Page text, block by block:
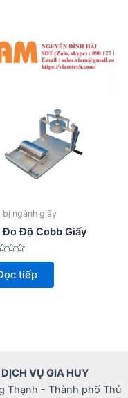
bị ngành giấy
Đo Độ Cobb Giấy
tiếp
VỤ GIA HUY
Thạnh - Thành phố Thủ